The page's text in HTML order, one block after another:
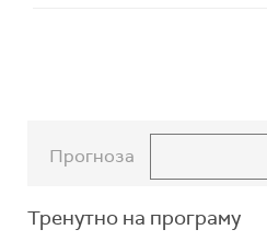
Прогноза
Тренутно на програму